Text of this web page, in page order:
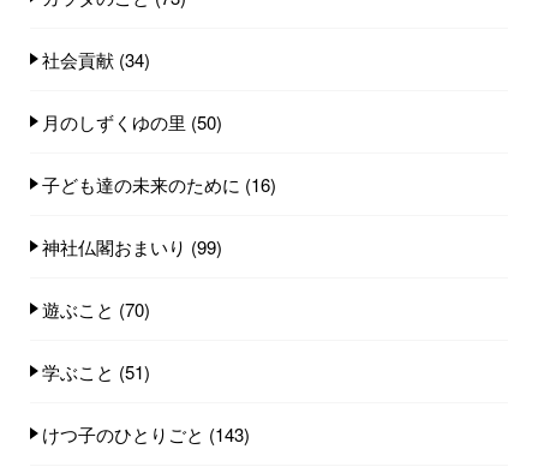
社会貢献 (34)
月のしずくゆの里 (50)
子ども達の未来のために (16)
神社仏閣おまいり (99)
遊ぶこと (70)
学ぶこと (51)
けつ子のひとりごと (143)